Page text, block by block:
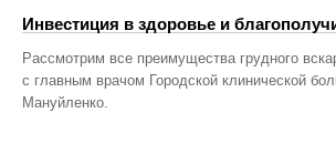
Инвестиция в здоровье и
Рассмотрим все преимущества грудного
с главным врачом Городской клинической
Мануйленко.